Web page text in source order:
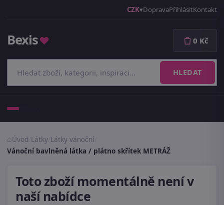
CZK DopravaPřihlásitKontakt
Bexis♥
HLEDAT
0 Kč
Úvod Látky Látky vánoční
Vánoční bavlněná látka / plátno skřítek METRÁŽ
Toto zboží momentálně není v
naší nabídce